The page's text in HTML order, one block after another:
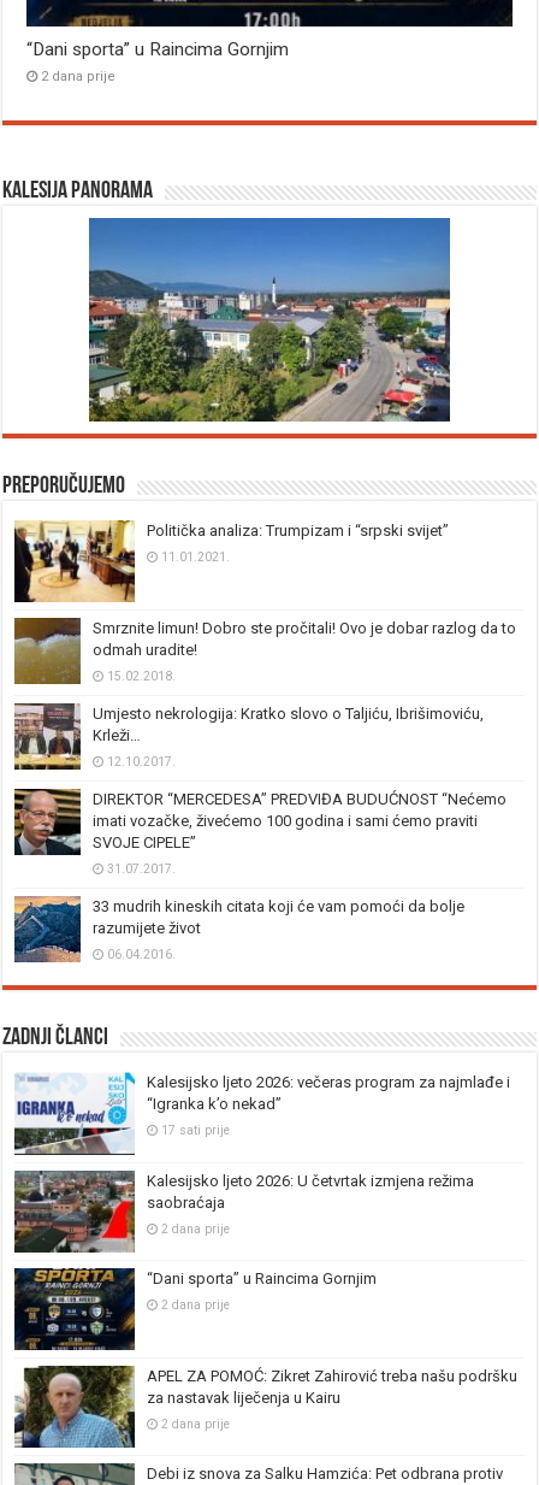
“Dani sporta” u Raincima Gornjim
2 dana prije
Kalesija panorama
Preporučujemo
Politička analiza: Trumpizam i “srpski svijet”
11.01.2021.
Smrznite limun! Dobro ste pročitali! Ovo je dobar razlog da to
odmah uradite!
15.02.2018.
Umjesto nekrologija: Kratko slovo o Taljiću, Ibrišimoviću,
Krleži…
12.10.2017.
DIREKTOR “MERCEDESA” PREDVIĐA BUDUĆNOST “Nećemo
imati vozačke, živećemo 100 godina i sami ćemo praviti
SVOJE CIPELE”
31.07.2017.
33 mudrih kineskih citata koji će vam pomoći da bolje
razumijete život
06.04.2016.
Zadnji članci
Kalesijsko ljeto 2026: večeras program za najmlađe i
“Igranka k’o nekad”
17 sati prije
Kalesijsko ljeto 2026: U četvrtak izmjena režima
saobraćaja
2 dana prije
“Dani sporta” u Raincima Gornjim
2 dana prije
APEL ZA POMOĆ: Zikret Zahirović treba našu podršku
za nastavak liječenja u Kairu
2 dana prije
Debi iz snova za Salku Hamzića: Pet odbrana protiv